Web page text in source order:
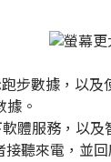
數據，以
。
服務，以及
聽來電，並